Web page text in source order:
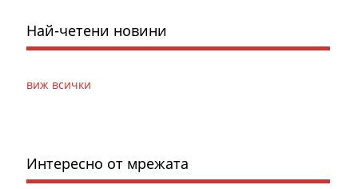
Най-четени новини
виж всички
Интересно от мрежата